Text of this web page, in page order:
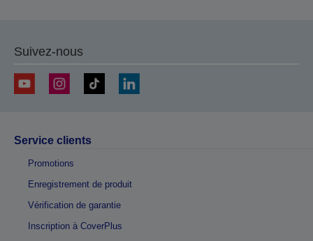
Suivez-nous
Service clients
Promotions
Enregistrement de produit
Vérification de garantie
Inscription à CoverPlus